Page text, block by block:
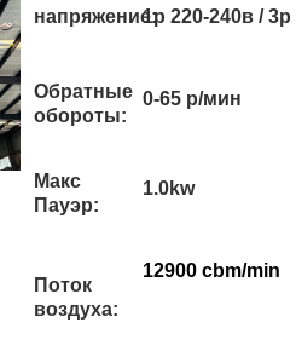
напряжение:1p 220-240в /
Обратные
обороты:
0-65 р/мин
Макс
Пауэр:
1.0kw
Поток
воздуха:
12900 cbm/min